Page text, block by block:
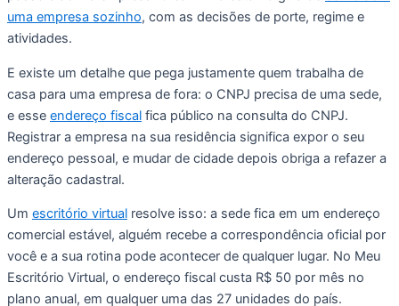
uma empresa sozinho, com as decisões de porte, regime e
atividades.
E existe um detalhe que pega justamente quem trabalha de
casa para uma empresa de fora: o CNPJ precisa de uma sede,
e esse endereço fiscal fica público na consulta do CNPJ.
Registrar a empresa na sua residência significa expor o seu
endereço pessoal, e mudar de cidade depois obriga a refazer a
alteração cadastral.
Um escritório virtual resolve isso: a sede fica em um endereço
comercial estável, alguém recebe a correspondência oficial por
você e a sua rotina pode acontecer de qualquer lugar. No Meu
Escritório Virtual, o endereço fiscal custa R$ 50 por mês no
plano anual, em qualquer uma das 27 unidades do país.